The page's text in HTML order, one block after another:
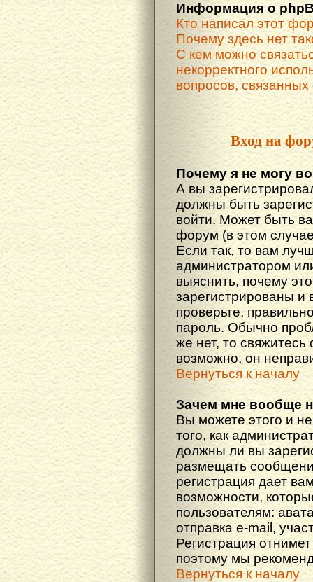
Информация о
Кто написал этот
Почему здесь нет
С кем можно
некорректного
вопросов,
Вход на
Почему я не могу
А вы
должны быть
войти. Может быть
форум (в этом
Если так, то вам
администратором
выяснить, почему
зарегистрированы и
проверьте,
пароль. Обычно
же нет, то
возможно, он
Вернуться к началу
Зачем мне вообще
Вы можете этого и
того, как
должны ли вы
размещать
регистрация дает
возможности,
пользователям:
отправка e-mail,
Регистрация
поэтому мы
Вернуться к началу